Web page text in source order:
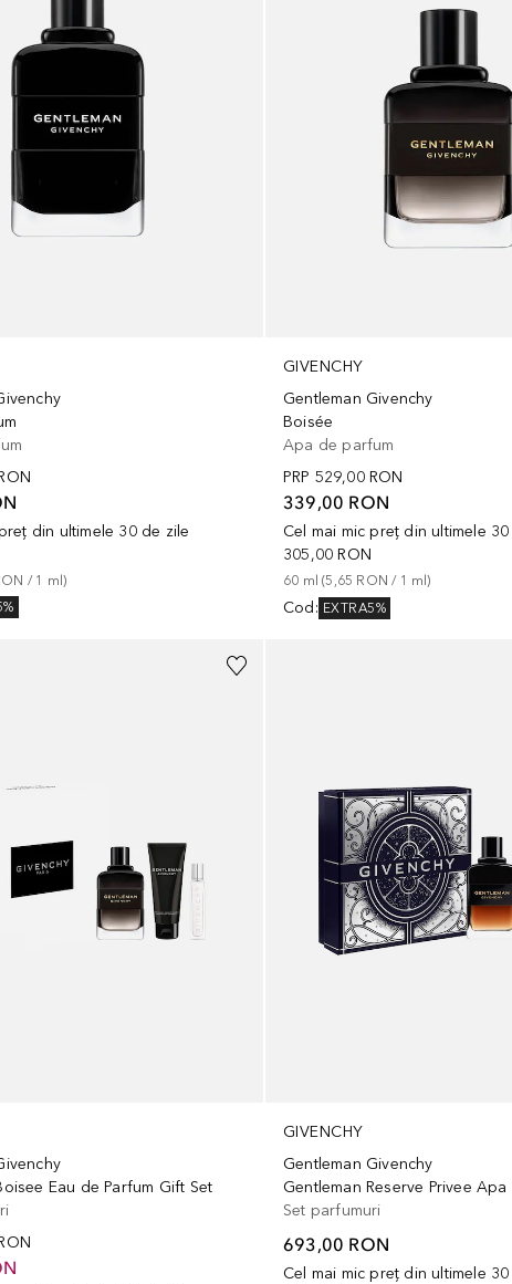
din ultimele 30 de zile
/ 1 ml)
GIVENCHY
Gentleman Givenchy
Boisée
Apa de parfum
PRP 529,00 RON
339,00 RON
Cel mai mic preț din ultimele
305,00 RON
60 ml (5,65 RON / 1 ml)
Cod : EXTRA5%
Eau de Parfum Gift Set
GIVENCHY
Gentleman Givenchy
Set parfumuri
693,00 RON
Cel mai mic preț din ultimele